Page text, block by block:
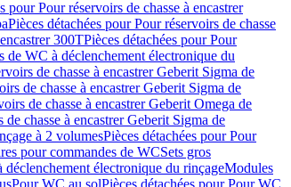
pour Pour réservoirs de chasse à encastrer
Pièces détachées pour Pour réservoirs de chasse
300TPièces détachées pour Pour
de WC à déclenchement électronique du
de chasse à encastrer Geberit Sigma de
de chasse à encastrer Geberit Sigma de
de chasse à encastrer Geberit Omega de
chasse à encastrer Geberit Sigma de
à 2 volumesPièces détachées pour Pour
pour commandes de WCSets gros
déclenchement électronique du rinçageModules
Pour WC au solPièces détachées pour Pour WC